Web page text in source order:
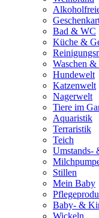
Bad & WC
Küche &
Waschen
Hundewelt
Katzenwelt
Nagerwelt
Tiere im
Aquaristik
Terraristik
Teich
Umstands-
Stillen
Mein Baby
Baby- &
Wickeln